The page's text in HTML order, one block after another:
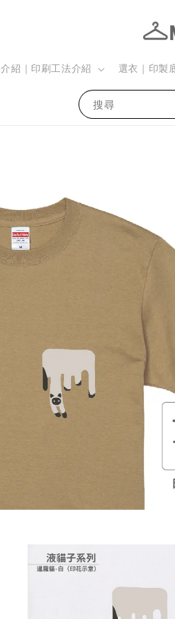
搜尋
介紹｜印刷工法介紹 選衣｜印製